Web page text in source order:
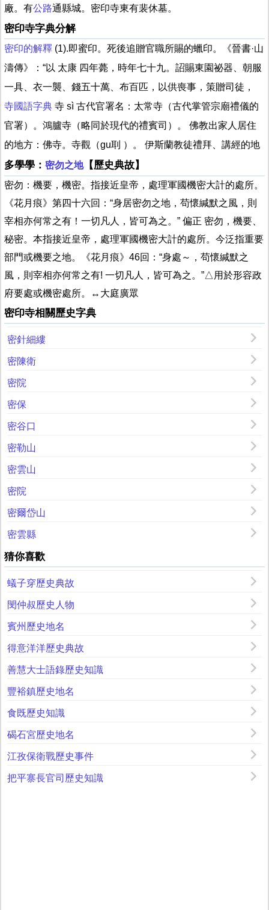
廠。有公路通縣城。密印寺東有裴休墓。
密印寺字典分解
密印的解釋 (1).即蜜印。死後追贈官職所賜的蠟印。《晉書·山
濤傳》：“以 太康 四年薨，時年七十九。詔賜東園祕器、朝服
一具、衣一襲、錢五十萬、布百匹，以供喪事，策贈司徒，
寺國語字典 寺 sì 古代官署名：太常寺（古代掌管宗廟禮儀的
官署）。鴻臚寺（略同於現代的禮賓司）。 佛教出家人居住
的地方：佛寺。寺觀（gu刵 ）。 伊斯蘭教徒禮拜、講經的地
多學學： 密勿之地【歷史典故】
密勿：機要，機密。指接近皇帝，處理軍國機密大計的處所。
《花月痕》第四十六回：“身居密勿之地，苟懷緘默之風，則
宰相亦何常之有！一切凡人，皆可為之。” 偏正 密勿，機要、
秘密。本指接近皇帝，處理軍國機密大計的處所。今泛指重要
部門或機要之地。《花月痕》46回：“身處～，苟懷緘默之
風，則宰相亦何常之有! 一切凡人，皆可為之。”△用於形容政
府要處或機密處所。↔大庭廣眾
密印寺相關歷史字典
密針細縷
密陳衛
密院
密保
密谷口
密勒山
密雲山
密院
密爾岱山
密雲縣
猜你喜歡
蟻子穿歷史典故
閔仲叔歷史人物
賓州歷史地名
得意洋洋歷史典故
善慧大士語錄歷史知識
豐裕鎮歷史地名
食既歷史知識
碣石宮歷史地名
江孜保衛戰歷史事件
把平寨長官司歷史知識